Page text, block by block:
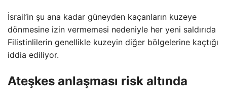
İsrail’in şu ana kadar güneyden kaçanların kuzeye
dönmesine izin vermemesi nedeniyle her yeni saldırıda
Filistinlilerin genellikle kuzeyin diğer bölgelerine kaçtığı
iddia ediliyor.
Ateşkes anlaşması risk altında